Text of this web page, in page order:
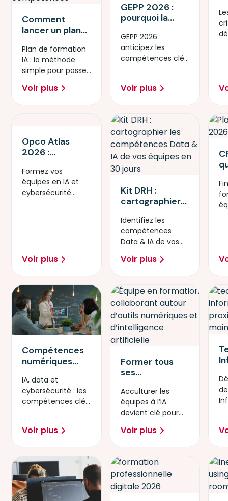
Comment
lancer un plan
en 90 jours : la
méthode étape
par étape
Plan de formation
IA : la méthode
simple pour passer
Voir plus
GEPP 2026 :
pourquoi la
compétences
est votre
meilleure arme
GEPP 2026 :
anticipez les
compétences clés
entreprise.
Voir plus
Opco Atlas
2026 :
transition IA et
Cybersécurité
avec Simplon
Formez vos
équipes en IA et
cybersécurité
Voir plus
Kit DRH :
cartographier
compétences
Data & IA de
vos équipes en
30 jours
Identifiez les
compétences
Data & IA de vos
jours.
Voir plus
Compétences
numériques
2026 : IA, data
ou
cybersécurité ?
IA, data et
cybersécurité : les
compétences clés
numérique en
2026.
Voir plus
Former tous
ses
à l’IA : pourquoi
l’acculturation
devient
stratégique en
2026
Acculturer les
équipes à l’IA
devient clé pour
les usages et
rester compétitif.
Voir plus